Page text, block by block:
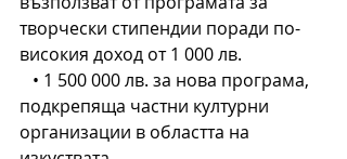
творчески стипендии поради по-
високия доход от 1 000 лв.
• 1 500 000 лв. за нова програма,
подкрепяща частни културни
организации в областта на